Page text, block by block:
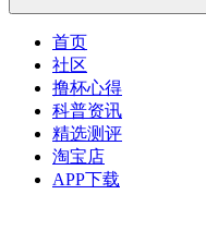
首页
社区
撸杯心得
科普资讯
精选测评
淘宝店
APP下载